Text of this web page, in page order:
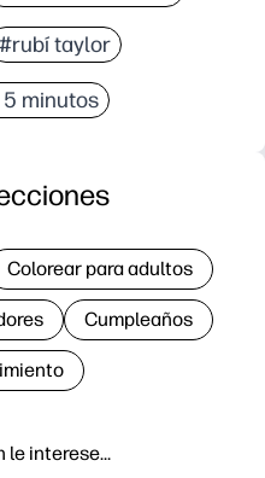
#rubí taylor
minutos
le interese…
Colorear para adultos
Cumpleaños